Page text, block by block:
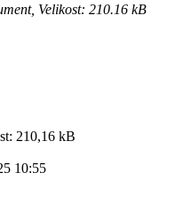
Velikost: 210.16 kB
210,16 kB
10:55